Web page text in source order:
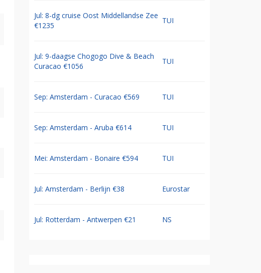
Jul: 8-dg cruise Oost Middellandse Zee
€1235
TUI
Jul: 9-daagse Chogogo Dive & Beach
Curacao €1056
TUI
Sep: Amsterdam - Curacao €569 TUI
Sep: Amsterdam - Aruba €614 TUI
Mei: Amsterdam - Bonaire €594 TUI
Jul: Amsterdam - Berlijn €38 Eurostar
Jul: Rotterdam - Antwerpen €21 NS